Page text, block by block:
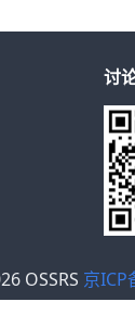
讨
OSSRS 京ICP